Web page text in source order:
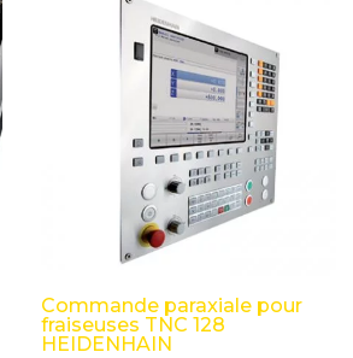
Commande paraxiale pour
fraiseuses TNC 128
HEIDENHAIN